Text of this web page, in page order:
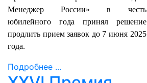
Менеджер России» в честь
юбилейного года принял решение
продлить прием заявок до 7 июня 2025
года.
Подробнее ...